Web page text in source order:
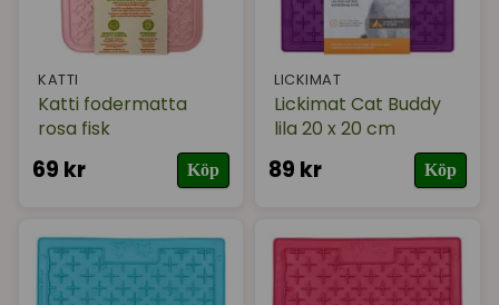
KATTI
Katti fodermatta
rosa fisk
69 kr Köp
LICKIMAT
Lickimat Cat Buddy
lila 20 x 20 cm
89 kr Köp